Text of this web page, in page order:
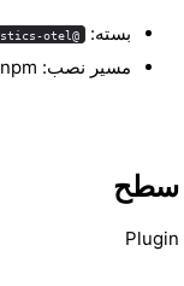
بسته: @openclaw/diagnostics-otel
مسیر نصب: npm؛ ClawHub:
سطح
Plugin